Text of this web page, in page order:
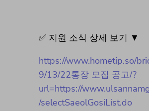
✅ 지원 소식 상세 보기 ▼
https://www.hometip.so/
9/13/22통장 모집 공고/?
url=https://
/selectSaeolGosiList.do